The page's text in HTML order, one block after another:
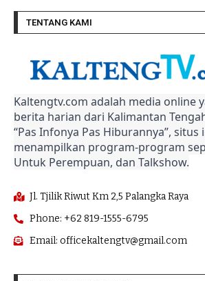
TENTANG KAMI
Kaltengtv.com adalah media online
berita harian dari Kalimantan
“Pas Infonya Pas Hiburannya”, situs
menampilkan program-program
Untuk Perempuan, dan Talkshow.
Jl. Tjilik Riwut Km 2,5 Palangka Raya
Phone: +62 819-1555-6795
Email: officekaltengtv@gmail.com